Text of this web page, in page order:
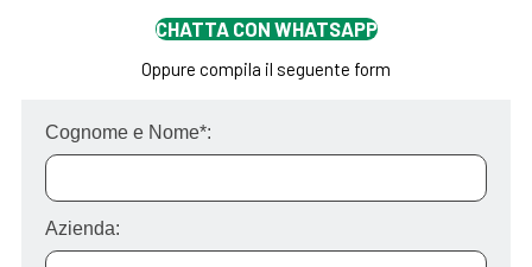
CHATTA CON WHATSAPP
Oppure compila il seguente form
Cognome e Nome*:
Azienda: